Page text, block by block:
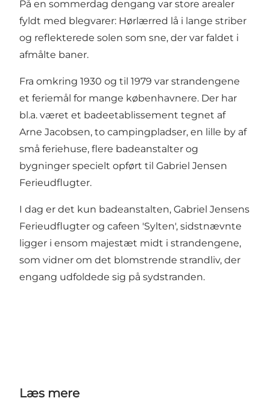
På en sommerdag dengang var store arealer
fyldt med blegvarer: Hørlærred lå i lange striber
og reflekterede solen som sne, der var faldet i
afmålte baner.
Fra omkring 1930 og til 1979 var strandengene
et feriemål for mange københavnere. Der har
bl.a. været et badeetablissement tegnet af
Arne Jacobsen, to campingpladser, en lille by af
små feriehuse, flere badeanstalter og
bygninger specielt opført til Gabriel Jensen
Ferieudflugter.
I dag er det kun badeanstalten, Gabriel Jensens
Ferieudflugter og cafeen 'Sylten', sidstnævnte
ligger i ensom majestæt midt i strandengene,
som vidner om det blomstrende strandliv, der
engang udfoldede sig på sydstranden.
Læs mere